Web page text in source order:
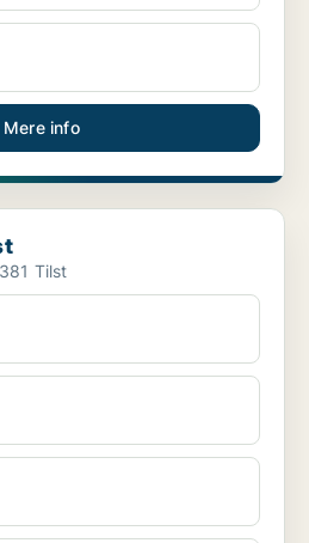
Mere info
Tilst